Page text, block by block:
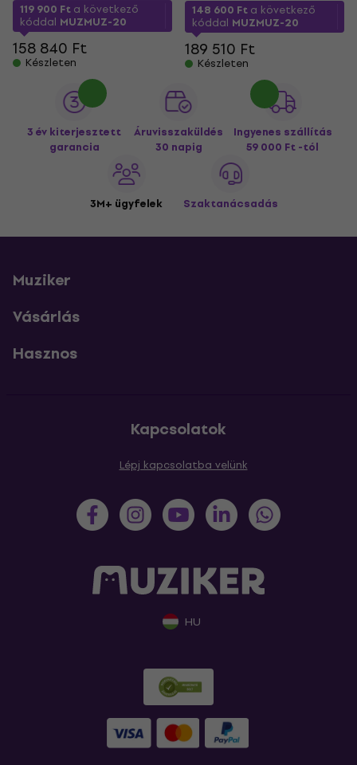
119 900 Fta következő
kóddal MUZMUZ-20
158 840 Ft
Készleten
148 600 Fta következő
kóddal MUZMUZ-20
189 510 Ft
Készleten
3 év kiterjesztett
garancia
Áruvisszaküldés
30 napig
Ingyenes szállítás
59 000 Ft -tól
3M+ ügyfelek Szaktanácsadás
Muziker
Vásárlás
Hasznos
Kapcsolatok
Lépj kapcsolatba velünk
HU